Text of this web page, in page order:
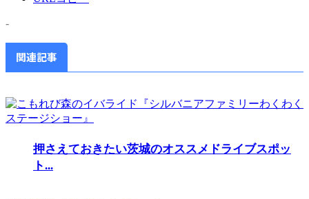
-
関連記事
押さえておきたい茨城のオススメドライブスポッ
ト...